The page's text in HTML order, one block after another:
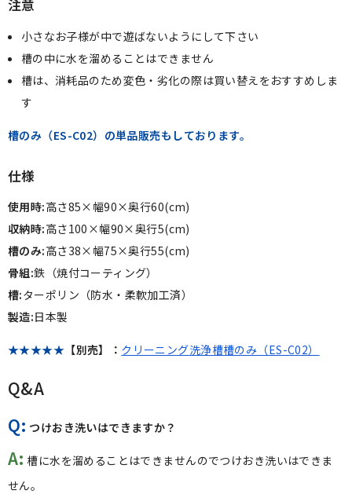
注意
小さなお子様が中で遊ばないようにして下さい
槽の中に水を溜めることはできません
槽は、消耗品のため変色・劣化の際は買い替えをおすすめしま
す
槽のみ（ES-C02）の単品販売もしております。
仕様
使用時:高さ85×幅90×奥行60(cm)
収納時:高さ100×幅90×奥行5(cm)
槽のみ:高さ38×幅75×奥行55(cm)
骨組:鉄（焼付コーティング）
槽:ターポリン（防水・柔軟加工済）
製造:日本製
★★★★★ 【別売】： クリーニング洗浄槽槽のみ（ES-C02）
Q&A
Q: つけおき洗いはできますか？
A: 槽に水を溜めることはできませんのでつけおき洗いはできま
せん。